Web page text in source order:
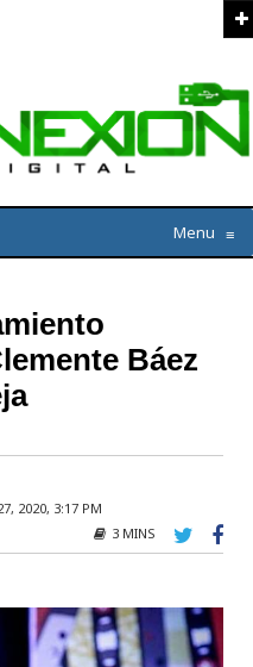
Menu ≡
Báez
2020, 3:17 PM
3 MINS